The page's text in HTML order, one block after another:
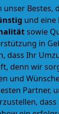
unser Bestes,
und eine
sowie
in
dass Ihr
denn wir
und
Partner,